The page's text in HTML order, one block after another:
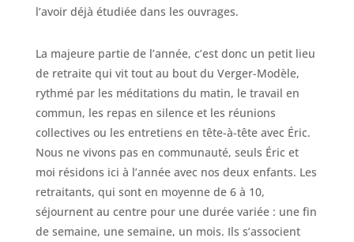
l’avoir déjà étudiée dans les ouvrages.
La majeure partie de l’année, c’est donc un petit lieu
de retraite qui vit tout au bout du Verger-Modèle,
rythmé par les méditations du matin, le travail en
commun, les repas en silence et les réunions
collectives ou les entretiens en tête-à-tête avec Éric.
Nous ne vivons pas en communauté, seuls Éric et
moi résidons ici à l’année avec nos deux enfants. Les
retraitants, qui sont en moyenne de 6 à 10,
séjournent au centre pour une durée variée : une fin
de semaine, une semaine, un mois. Ils s’associent